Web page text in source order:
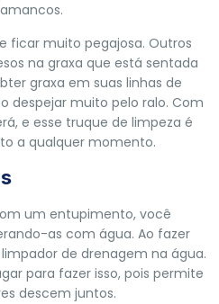
ficar muito pegajosa. Outros
na graxa que está sentada
graxa em suas linhas de
despejar muito pelo ralo. Com
e esse truque de limpeza é
a qualquer momento.
um entupimento, você
as com água. Ao fazer
de drenagem na água.
para fazer isso, pois permite
descem juntos.